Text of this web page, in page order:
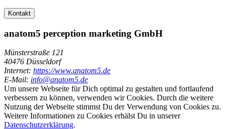
Kontakt
anatom5 perception marketing GmbH
Münsterstraße 121
40476 Düsseldorf
Internet: https://www.anatom5.de
E-Mail: info@anatom5.de
Um unsere Webseite für Dich optimal zu gestalten und fortlaufend
verbessern zu können, verwenden wir Cookies. Durch die weitere
Nutzung der Webseite stimmst Du der Verwendung von Cookies zu.
Weitere Informationen zu Cookies erhälst Du in unserer
Datenschutzerklärung.